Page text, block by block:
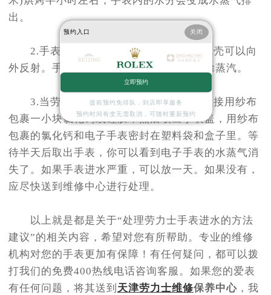
出。
2.手表的表蒙可以向内反射，手表的底壳可以向
外反射。手腕上戴手表近两个小时也能消除蒸汽。
3.当劳力士手表进入水中时，你可以直接用纱布
包裹一小块氯化钙或硅胶，然后取出手表盖，用纱布
包裹的氯化钙和电子手表密封在塑料袋和盒子里。等
待半天后取出手表，你可以看到电子手表的水蒸气消
失了。如果手表进水严重，可以放一天。如果没有，
应尽快送到维修中心进行处理。
以上就是都是关于“处理劳力士手表进水的方法
建议”的相关内容，希望对您有所帮助。专业的维修
机构对您的手表更加有保障！有任何疑问，都可以拨
打我们的免费400热线电话咨询客服。如果您的爱表
有任何问题，将其送到 天津劳力士维修保养中心 ，我
预约入口 关闭
立即预约
提前预约免排队，到店即享服务
预约时间有变无需取消，可随时重新预约